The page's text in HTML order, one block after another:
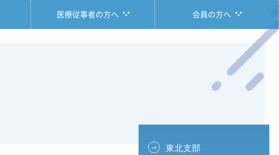
医療従事者の方へ 会員の方へ
東北支部